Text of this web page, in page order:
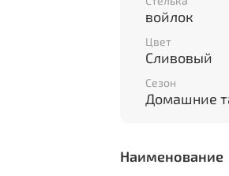
войлок
Цвет
Сливовый
Сезон
Домашние
Наименование